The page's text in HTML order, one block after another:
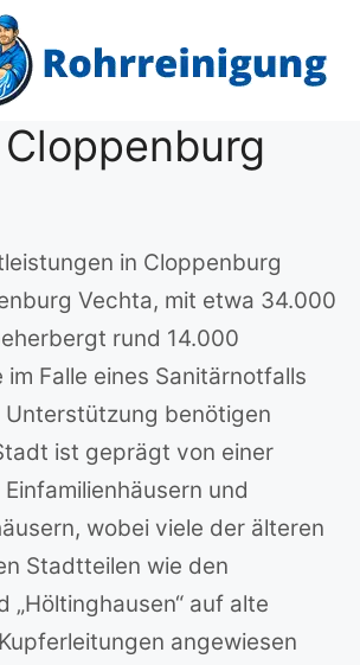
in Cloppenburg
Vechta, mit etwa 34.000
rund 14.000
im Falle eines Sanitärnotfalls
Unterstützung benötigen
ist geprägt von einer
und
wobei viele der älteren
Stadtteilen wie den
„Höltinghausen“ auf alte
angewiesen